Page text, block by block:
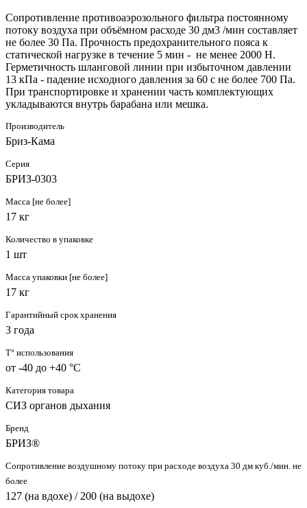
Сопротивление противоаэрозольного фильтра постоянному
потоку воздуха при объёмном расходе 30 дм3 /мин составляет
не более 30 Па. Прочность предохранительного пояса к
статической нагрузке в течение 5 мин - не менее 2000 Н.
Герметичность шланговой линии при избыточном давлении
13 кПа - падение исходного давления за 60 с не более 700 Па.
При транспортировке и хранении часть комплектующих
укладываются внутрь барабана или мешка.
Производитель
Бриз-Кама
Серия
БРИЗ-0303
Масса [не более]
17 кг
Количество в упаковке
1 шт
Масса упаковки [не более]
17 кг
Гарантийный срок хранения
3 года
T° использования
от -40 до +40 °C
Категория товара
СИЗ органов дыхания
Бренд
БРИЗ®
Сопротивление воздушному потоку при расходе воздуха 30 дм куб./мин. не
более
127 (на вдохе) / 200 (на выдохе)